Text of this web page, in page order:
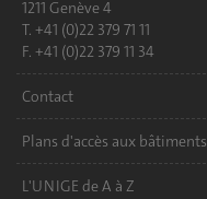
1211 Genève 4
T. +41 (0)22 379 71 11
F. +41 (0)22 379 11 34
Contact
Plans d'accès aux bâtiments
L'UNIGE de A à Z